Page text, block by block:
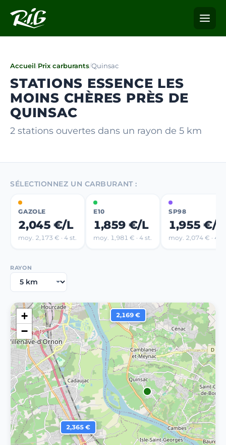
Accueil/Prix carburants/Quinsac
STATIONS ESSENCE LES
MOINS CHÈRES PRÈS DE
QUINSAC
2 stations ouvertes dans un rayon de 5 km
SÉLECTIONNEZ UN CARBURANT :
GAZOLE
2,045 €/L
moy. 2,173 € · 4 st.
E10
1,859 €/L
moy. 1,981 € · 4 st.
SP98
1,955 €/L
moy. 2,074 € · 4
RAYON
2,169 €
2,365 €
+
−